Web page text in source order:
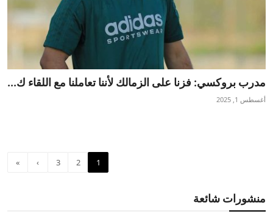
مدرب بروكسي: فزنا على الزمالك لأننا تعاملنا مع اللقاء ك...
أغسطس 1, 2025
1
2
3
›
»
منشورات شائعة